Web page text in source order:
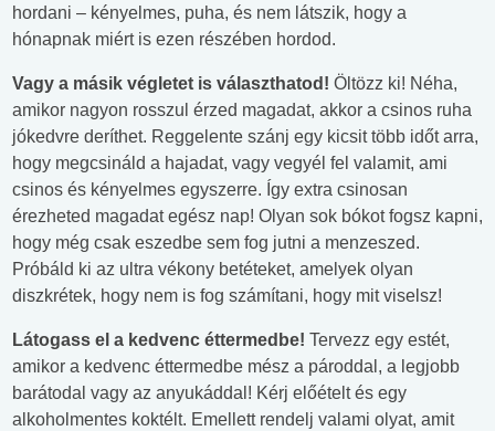
hordani – kényelmes, puha, és nem látszik, hogy a
hónapnak miért is ezen részében hordod.
Vagy a másik végletet is választhatod! Öltözz ki! Néha,
amikor nagyon rosszul érzed magadat, akkor a csinos ruha
jókedvre deríthet. Reggelente szánj egy kicsit több időt arra,
hogy megcsináld a hajadat, vagy vegyél fel valamit, ami
csinos és kényelmes egyszerre. Így extra csinosan
érezheted magadat egész nap! Olyan sok bókot fogsz kapni,
hogy még csak eszedbe sem fog jutni a menzeszed.
Próbáld ki az ultra vékony betéteket, amelyek olyan
diszkrétek, hogy nem is fog számítani, hogy mit viselsz!
Látogass el a kedvenc éttermedbe! Tervezz egy estét,
amikor a kedvenc éttermedbe mész a pároddal, a legjobb
barátodal vagy az anyukáddal! Kérj előételt és egy
alkoholmentes koktélt. Emellett rendelj valami olyat, amit